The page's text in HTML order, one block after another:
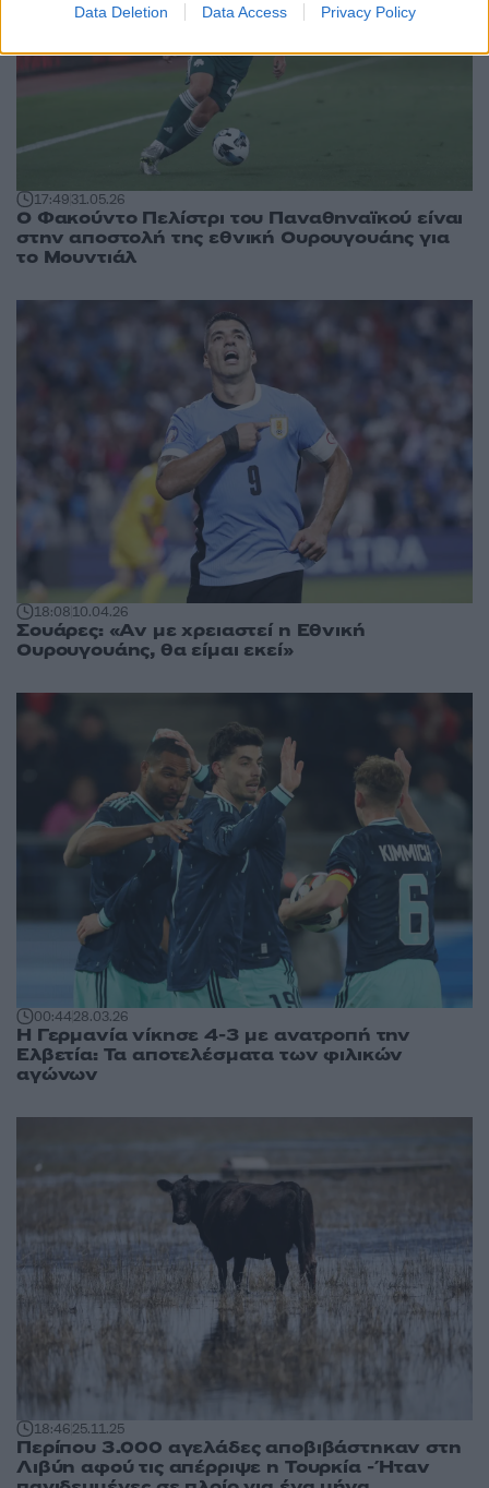
Data Deletion Data Access Privacy Policy
17:4931.05.26
Ο Φακούντο Πελίστρι του Παναθηναϊκού είναι
στην αποστολή της εθνική Ουρουγουάης για
το Μουντιάλ
18:0810.04.26
Σουάρες: «Αν με χρειαστεί η Εθνική
Ουρουγουάης, θα είμαι εκεί»
00:4428.03.26
Η Γερμανία νίκησε 4-3 με ανατροπή την
Ελβετία: Τα αποτελέσματα των φιλικών
αγώνων
18:4625.11.25
Περίπου 3.000 αγελάδες αποβιβάστηκαν στη
Λιβύη αφού τις απέρριψε η Τουρκία - Ήταν